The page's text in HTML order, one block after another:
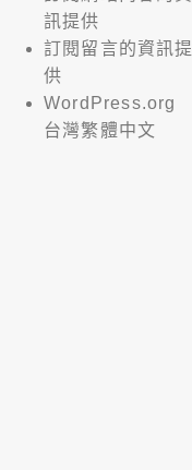
訊提供
訂閱留言的資訊提
供
WordPress.org
台灣繁體中文